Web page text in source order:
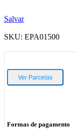
Salvar
SKU: EPA01500
Ver Parcelas
Formas de pagamento